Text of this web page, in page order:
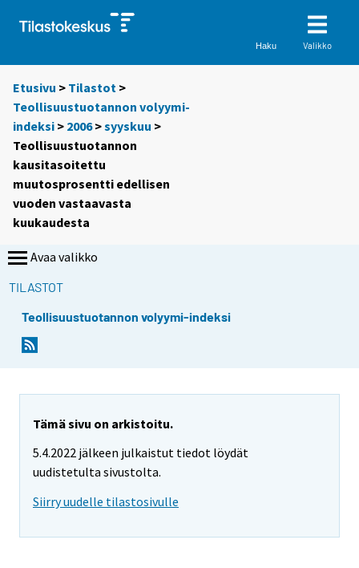
Haku Valikko
Etusivu > Tilastot >
Teollisuustuotannon volyymi-
indeksi > 2006>syyskuu >
Teollisuustuotannon
kausitasoitettu
muutosprosentti edellisen
vuoden vastaavasta
kuukaudesta
Avaa valikko
TILASTOT
Teollisuustuotannon volyymi-indeksi
Tämä sivu on arkistoitu.
5.4.2022 jälkeen julkaistut tiedot löydät
uudistetulta sivustolta.
Siirry uudelle tilastosivulle